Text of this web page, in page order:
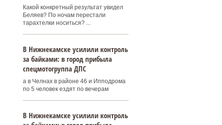
Какой конкретный результат увидел
Беляев? По ночам перестали
тарахтелки носиться? ...
В Нижнекамске усилили контроль
за байками: в город прибыла
спецмотогруппа ДПС
а в Челнах в районе 46 и Ипподрома
по 5 человек ездят по вечерам
В Нижнекамске усилили контроль